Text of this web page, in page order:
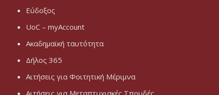
Εύδοξος
UoC – myAccount
Ακαδημαϊκή ταυτότητα
Δήλος 365
Αιτήσεις για Φοιτητική Μέριμνα
Αιτήσεις για Μεταπτυχιακές Σπουδές